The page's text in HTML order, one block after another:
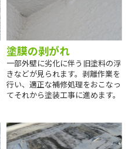
塗膜の剥がれ
一部外壁に劣化に伴う旧塗料の浮
きなどが見られます。剥離作業を
行い、適正な補修処理をおこなっ
てそれから塗装工事に進めます。